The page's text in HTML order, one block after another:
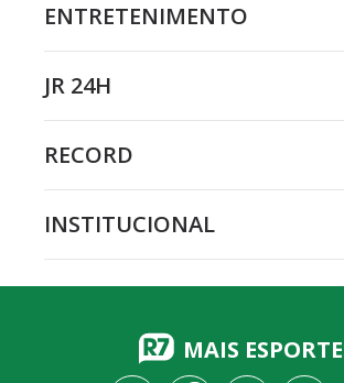
ENTRETENIMENTO
JR 24H
RECORD
INSTITUCIONAL
MAIS